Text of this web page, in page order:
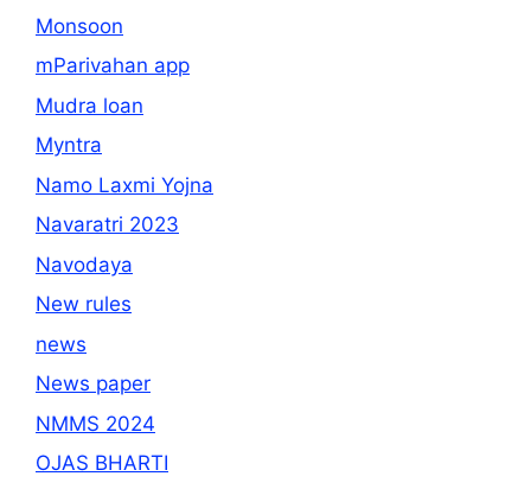
Monsoon
mParivahan app
Mudra loan
Myntra
Namo Laxmi Yojna
Navaratri 2023
Navodaya
New rules
news
News paper
NMMS 2024
OJAS BHARTI